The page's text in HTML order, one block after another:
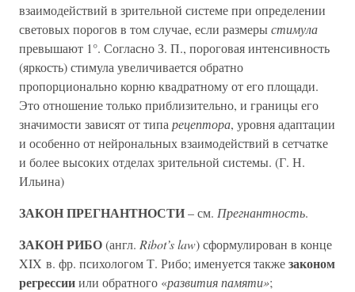
взаимодействий в зрительной системе при определении
световых порогов в том случае, если размерыстимула
превышают 1°. Согласно З. П., пороговая интенсивность
(яркость) стимула увеличивается обратно
пропорционально корню квадратному от его площади.
Это отношение только приблизительно, и границы его
значимости зависят от типа рецептора, уровня адаптации
и особенно от нейрональных взаимодействий в сетчатке
и более высоких отделах зрительной системы. (Г. Н.
Ильина)
ЗАКОН ПРЕГНАНТНОСТИ– см. Прегнантность.
ЗАКОН РИБО(англ. Ribot’s law) сформулирован в конце
XIX в. фр. психологом Т. Рибо; именуется такжезаконом
регрессииили обратного «развития памяти»;